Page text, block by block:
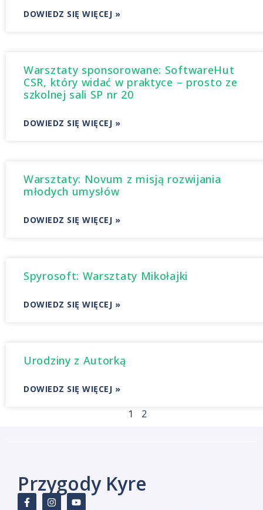
DOWIEDZ SIĘ WIĘCEJ »
Warsztaty sponsorowane: SoftwareHut
CSR, który widać w praktyce – prosto ze
szkolnej sali SP nr 20
DOWIEDZ SIĘ WIĘCEJ »
Warsztaty: Novum z misją rozwijania
młodych umysłów
DOWIEDZ SIĘ WIĘCEJ »
Spyrosoft: Warsztaty Mikołajki
DOWIEDZ SIĘ WIĘCEJ »
Urodziny z Autorką
DOWIEDZ SIĘ WIĘCEJ »
1 2
Przygody Kyre